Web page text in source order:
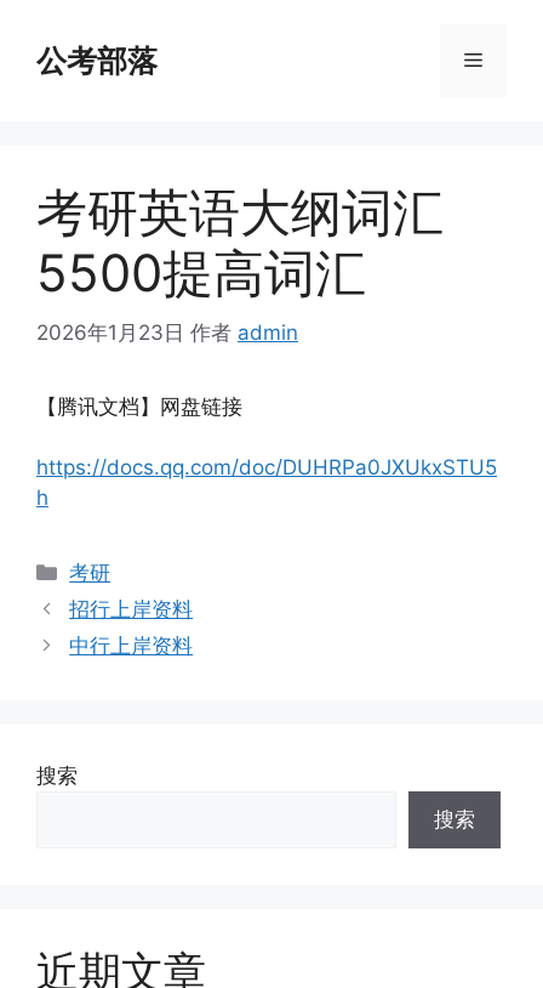
公考部落 菜
考研英语大纲词汇
5500提高词汇
2026年1月23日 作者 admin
【腾讯文档】网盘链接
https://docs.qq.com/doc/DUHRPa0JXUkxSTU5
h
分
类
考研
招行上岸资料
中行上岸资料
搜索
搜索
近期文章